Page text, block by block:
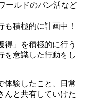
ールドのパン活など
も積極的に計画中！
得」を積極的に行う
を意識した行動をし
体験したこと、日常
んと共有していけた